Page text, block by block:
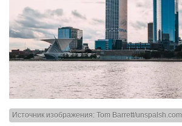
Источник изображения: Tom Barrett/unspalsh.com